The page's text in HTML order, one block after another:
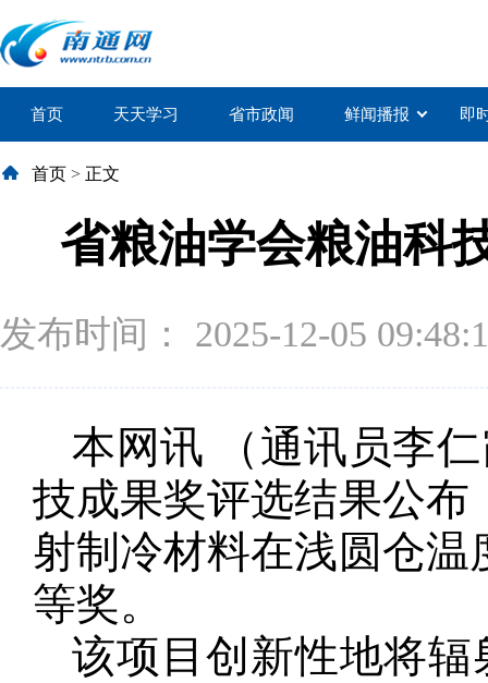
首页 天天学习 省市政闻 鲜闻播报 即
首页 > 正文
省粮油学会粮油科
发布时间： 2025-12-05
本网讯 （通讯员李
技成果奖评选结果公布
射制冷材料在浅圆仓
等奖。
该项目创新性地将